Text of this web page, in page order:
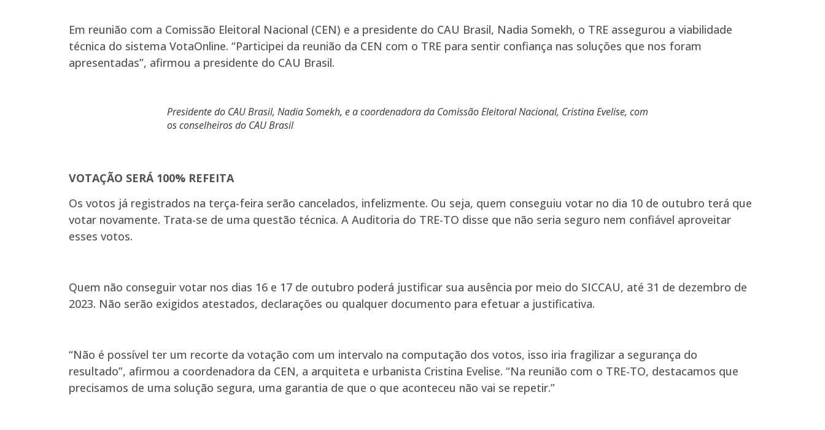
Em reunião com a Comissão Eleitoral Nacional (CEN) e a presidente do CAU Brasil, Nadia Somekh, o TRE assegurou a viabilidade
técnica do sistema VotaOnline. “Participei da reunião da CEN com o TRE para sentir confiança nas soluções que nos foram
apresentadas”, afirmou a presidente do CAU Brasil.
Presidente do CAU Brasil, Nadia Somekh, e a coordenadora da Comissão Eleitoral Nacional, Cristina Evelise, com
os conselheiros do CAU Brasil
VOTAÇÃO SERÁ 100% REFEITA
Os votos já registrados na terça-feira serão cancelados, infelizmente. Ou seja, quem conseguiu votar no dia 10 de outubro terá que
votar novamente. Trata-se de uma questão técnica. A Auditoria do TRE-TO disse que não seria seguro nem confiável aproveitar
esses votos.
Quem não conseguir votar nos dias 16 e 17 de outubro poderá justificar sua ausência por meio do SICCAU, até 31 de dezembro de
2023. Não serão exigidos atestados, declarações ou qualquer documento para efetuar a justificativa.
“Não é possível ter um recorte da votação com um intervalo na computação dos votos, isso iria fragilizar a segurança do
resultado”, afirmou a coordenadora da CEN, a arquiteta e urbanista Cristina Evelise. “Na reunião com o TRE-TO, destacamos que
precisamos de uma solução segura, uma garantia de que o que aconteceu não vai se repetir.”